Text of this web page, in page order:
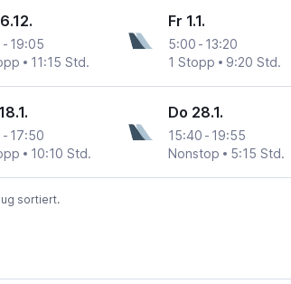
- 19:05
11:15 Std.
Fr 1.1.
5:00 - 13:20
1 Stopp
9:20 Std.
- 17:50
10:10 Std.
Do 28.1.
15:40 - 19:55
Nonstop
5:15 Std.
sortiert.